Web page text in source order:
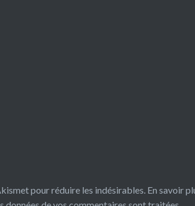
pour réduire les indésirables. En savoir